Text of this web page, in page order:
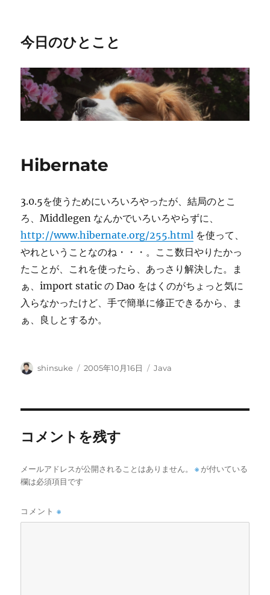
今日のひとこと
Hibernate
3.0.5を使うためにいろいろやったが、結局のとこ
ろ、Middlegen なんかでいろいろやらずに、
http://www.hibernate.org/255.html を使って、
やれということなのね・・・。ここ数日やりたかっ
たことが、これを使ったら、あっさり解決した。ま
ぁ、import static の Dao をはくのがちょっと気に
入らなかったけど、手で簡単に修正できるから、ま
ぁ、良しとするか。
投
shinsuke
投
2005年10月16日
カ
Java
コメントを残す
メールアドレスが公開されることはありません。 ※が付いている
欄は必須項目です
コメント※